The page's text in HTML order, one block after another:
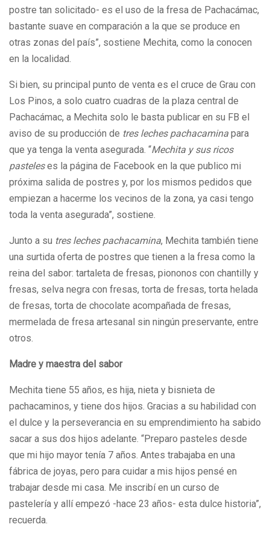
postre tan solicitado- es el uso de la fresa de Pachacámac,
bastante suave en comparación a la que se produce en
otras zonas del país”, sostiene Mechita, como la conocen
en la localidad.
Si bien, su principal punto de venta es el cruce de Grau con
Los Pinos, a solo cuatro cuadras de la plaza central de
Pachacámac, a Mechita solo le basta publicar en su FB el
aviso de su producción de tres leches pachacamina para
que ya tenga la venta asegurada. “Mechita y sus ricos
pasteleses la página de Facebook en la que publico mi
próxima salida de postres y, por los mismos pedidos que
empiezan a hacerme los vecinos de la zona, ya casi tengo
toda la venta asegurada”, sostiene.
Junto a su tres leches pachacamina, Mechita también tiene
una surtida oferta de postres que tienen a la fresa como la
reina del sabor: tartaleta de fresas, piononos con chantilly y
fresas, selva negra con fresas, torta de fresas, torta helada
de fresas, torta de chocolate acompañada de fresas,
mermelada de fresa artesanal sin ningún preservante, entre
otros.
Madre y maestra del sabor
Mechita tiene 55 años, es hija, nieta y bisnieta de
pachacaminos, y tiene dos hijos. Gracias a su habilidad con
el dulce y la perseverancia en su emprendimiento ha sabido
sacar a sus dos hijos adelante. “Preparo pasteles desde
que mi hijo mayor tenía 7 años. Antes trabajaba en una
fábrica de joyas, pero para cuidar a mis hijos pensé en
trabajar desde mi casa. Me inscribí en un curso de
pastelería y allí empezó -hace 23 años- esta dulce historia”,
recuerda.